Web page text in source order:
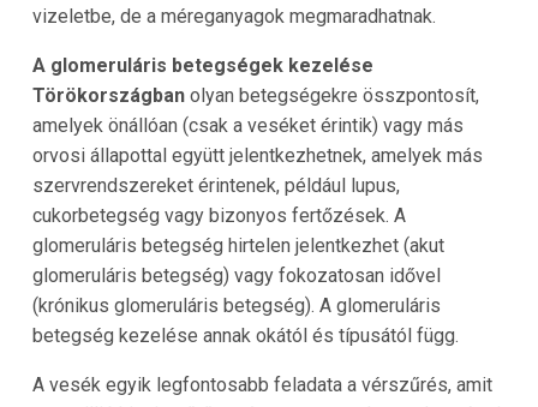
vizeletbe, de a méreganyagok megmaradhatnak.
A glomeruláris betegségek kezelése
Törökországbanolyan betegségekre összpontosít,
amelyek önállóan (csak a veséket érintik) vagy más
orvosi állapottal együtt jelentkezhetnek, amelyek más
szervrendszereket érintenek, például lupus,
cukorbetegség vagy bizonyos fertőzések. A
glomeruláris betegség hirtelen jelentkezhet (akut
glomeruláris betegség) vagy fokozatosan idővel
(krónikus glomeruláris betegség). A glomeruláris
betegség kezelése annak okától és típusától függ.
A vesék egyik legfontosabb feladata a vérszűrés, amit